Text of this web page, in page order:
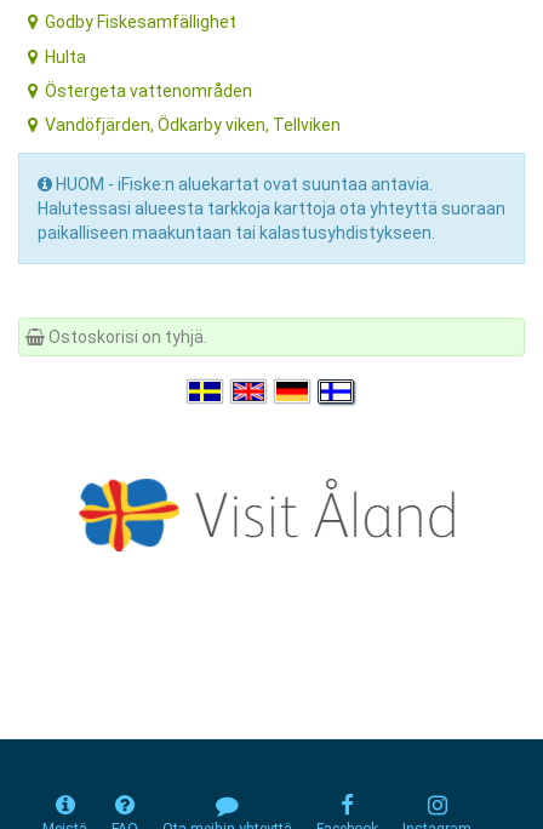
Godby Fiskesamfällighet
Hulta
Östergeta vattenområden
Vandöfjärden, Ödkarby viken, Tellviken
HUOM - iFiske:n aluekartat ovat suuntaa antavia.
Halutessasi alueesta tarkkoja karttoja ota yhteyttä suoraan
paikalliseen maakuntaan tai kalastusyhdistykseen.
Ostoskorisi on tyhjä.